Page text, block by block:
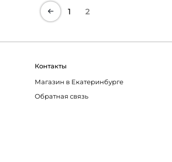
1 2
Контакты
Магазин в Екатеринбурге
Обратная связь